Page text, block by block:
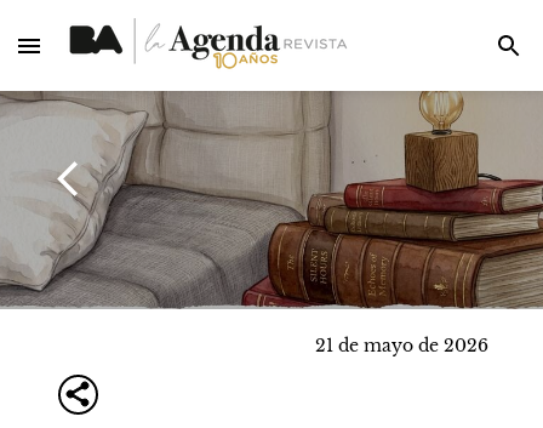
21 de mayo de 2026